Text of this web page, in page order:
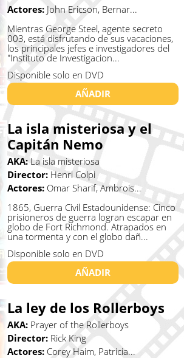
Actores: John Ericson, Bernar...
Mientras George Steel, agente secreto
003, está disfrutando de sus vacaciones,
los principales jefes e investigadores del
"Instituto de Investigacion...
Disponible solo en DVD
AÑADIR
La isla misteriosa y el
Capitán Nemo
AKA: La isla misteriosa
Director: Henri Colpi
Actores: Omar Sharif, Ambrois...
1865, Guerra Civil Estadounidense: Cinco
prisioneros de guerra logran escapar en
globo de Fort Richmond. Atrapados en
una tormenta y con el globo dañ...
Disponible solo en DVD
AÑADIR
La ley de los Rollerboys
AKA: Prayer of the Rollerboys
Director: Rick King
Actores: Corey Haim, Patricia...